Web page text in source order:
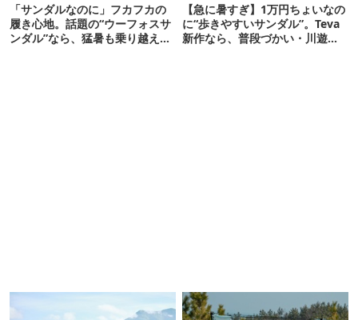
「サンダルなのに」フカフカの
履き心地。話題の“ウーフォスサ
ンダル”なら、猛暑も乗り越えら
【急に暑すぎ】1万円ちょいなの
に“歩きやすいサンダル”。Teva
新作なら、普段づかい・川遊